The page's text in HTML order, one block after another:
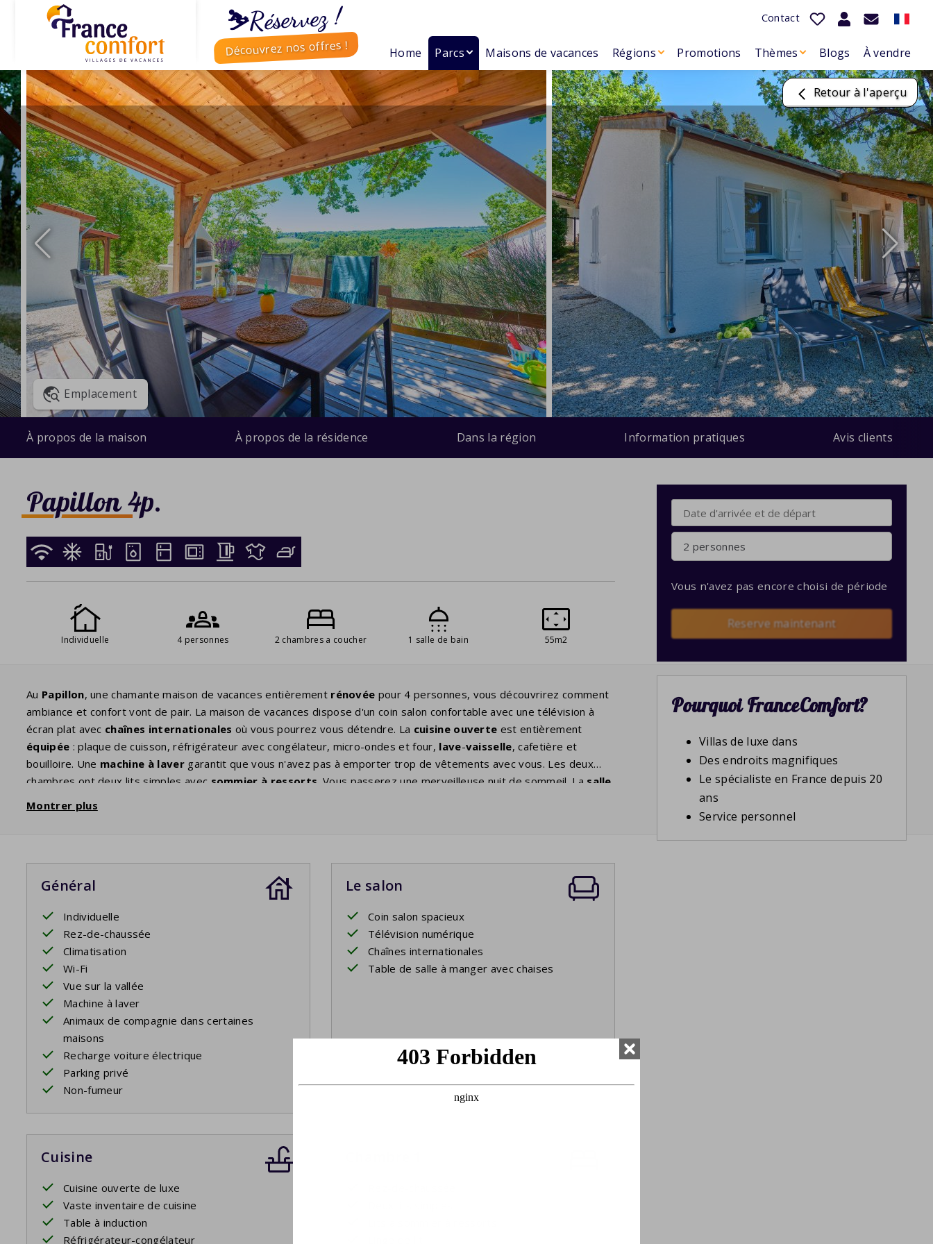
⛷️Réservez !
Découvrez nos offres !
Contact
Home Parcs Maisons de vacances Régions Promotions Thèmes Blogs À vendre
Retour à l'aperçu
Emplacement
À propos de la maison À propos de la résidence Dans la région Information pratiques Avis clients
Papillon 4p.
Individuelle 4 personnes 2 chambres a coucher 1 salle de bain 55m2
Au Papillon, une chamante maison de vacances entièrement rénovée pour 4 personnes, vous découvrirez comment
ambiance et confort vont de pair. La maison de vacances dispose d'un coin salon confortable avec une télévision à
écran plat avec chaînes internationales où vous pourrez vous détendre. La cuisine ouverte est entièrement
équipée : plaque de cuisson, réfrigérateur avec congélateur, micro-ondes et four, lave-vaisselle, cafetière et
bouilloire. Une machine à lavergarantit que vous n'avez pas à emporter trop de vêtements avec vous. Les deux
chambres ont deux lits simples avec sommier à ressorts . Vous passerez une merveilleuse nuit de sommeil. La salle
moderne dispose d'un lavabo et d'une cabine de douche. Vous pourrez profiter du plein air sur la
jusque tard dans la soirée. Détendez-vous avec un verre de vin ou autour du barbecue. Certaines maisons
Votre séjour comprend les lits faits.
Montrer plus
Général
Individuelle
Rez-de-chaussée
Climatisation
Wi-Fi
Vue sur la vallée
Machine à laver
Animaux de compagnie dans certaines
maisons
Recharge voiture électrique
Parking privé
Non-fumeur
Le salon
Coin salon spacieux
Télévision numérique
Chaînes internationales
Table de salle à manger avec chaises
Cuisine
Cuisine ouverte de luxe
Vaste inventaire de cuisine
Table à induction
Réfrigérateur-congélateur
2 personnes
Vous n'avez pas encore choisi de période
Reserve maintenant
Pourquoi FranceComfort?
Villas de luxe dans
Des endroits magnifiques
Le spécialiste en France depuis 20
ans
Service personnel